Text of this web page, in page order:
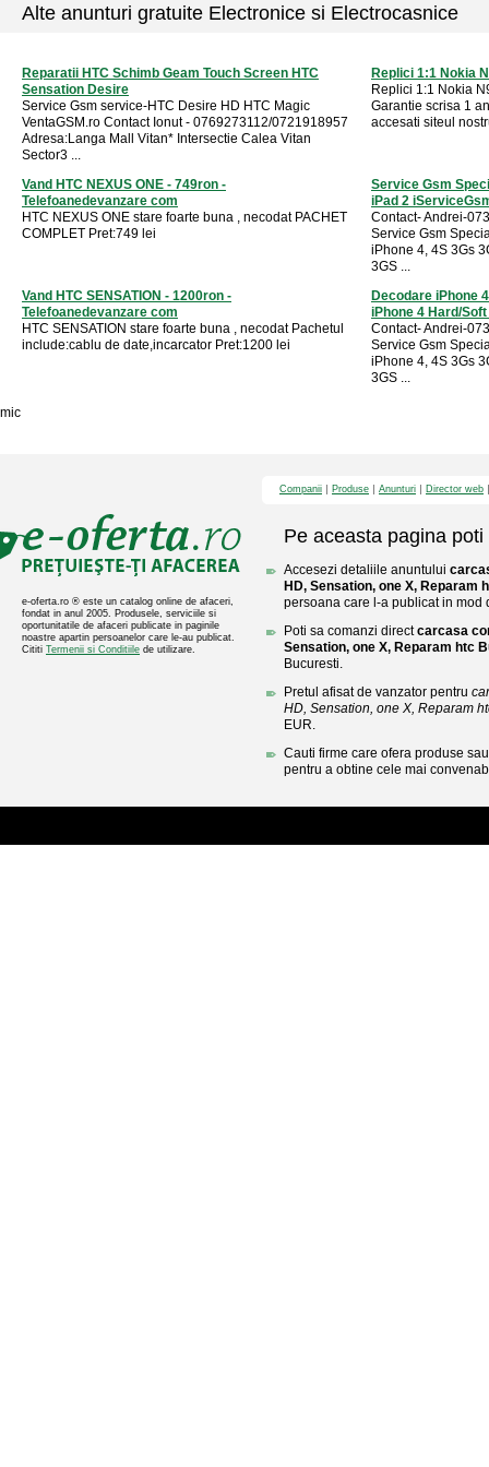
Alte anunturi gratuite Electronice si Electrocasnice
Reparatii HTC Schimb Geam Touch Screen HTC
Sensation Desire
Service Gsm service-HTC Desire HD HTC Magic
VentaGSM.ro Contact Ionut - 0769273112/0721918957
Adresa:Langa Mall Vitan* Intersectie Calea Vitan
Sector3 ...
Replici 1:1 Nokia
Replici 1:1 Nokia
Garantie scrisa 1
accesati siteul
Vand HTC NEXUS ONE - 749ron -
Telefoanedevanzare com
HTC NEXUS ONE stare foarte buna , necodat PACHET
COMPLET Pret:749 lei
Service Gsm
iPad 2
Contact- Andrei-
Service Gsm
iPhone 4, 4S 3Gs
3GS ...
Vand HTC SENSATION - 1200ron -
Telefoanedevanzare com
HTC SENSATION stare foarte buna , necodat Pachetul
include:cablu de date,incarcator Pret:1200 lei
Decodare iPhone
iPhone 4 Hard/Soft
Contact- Andrei-
Service Gsm
iPhone 4, 4S 3Gs
3GS ...
mic
e-oferta.ro ® este un catalog online de afaceri,
fondat in anul 2005. Produsele, serviciile si
oportunitatile de afaceri publicate in paginile
noastre apartin persoanelor care le-au publicat.
Cititi Termenii si Conditiile de utilizare.
Companii Produse Anunturi Director web
Pe aceasta pagina poti
Accesezi detaliile anuntului
HD, Sensation, one X, Reparam
persoana care l-a publicat in mod
Poti sa comanzi directcarcasa
Sensation, one X, Reparam htc
Bucuresti.
Pretul afisat de vanzator pentru
HD, Sensation, one X, Reparam
EUR.
Cauti firme care ofera produse
pentru a obtine cele mai